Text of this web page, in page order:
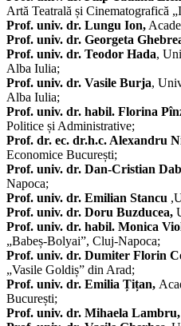
Artă Teatrală și Cinematografică
Prof. univ. dr. Lungu Ion,
Prof. univ. dr. Georgeta
Prof. univ. dr. Teodor Hada,
Alba Iulia;
Prof. univ. dr. Vasile Burja,
Alba Iulia;
Prof. univ. dr. habil. Florina
Politice și Administrative;
Prof. dr. ec. dr.h.c. Alexandru
Economice București;
Prof. univ. dr. Dan-Cristian
Napoca;
Prof. univ. dr. Emilian Stancu
Prof. univ. dr. Doru Buzducea,
Prof. univ. dr. habil. Monica
„Babeș-Bolyai”, Cluj-Napoca;
Prof. univ. dr. Dumiter Florin
„Vasile Goldiș” din Arad;
Prof. univ. dr. Emilia Țițan,
București;
Prof. univ. dr. Mihaela Lambru,